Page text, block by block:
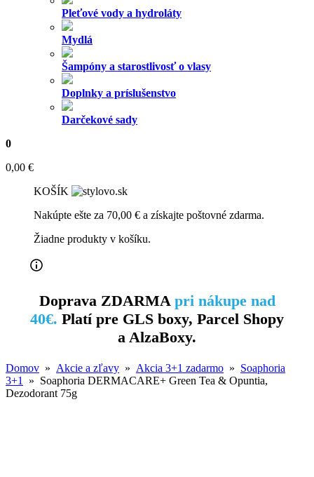
Pleťové vody a hydroláty
Mydlá
Šampóny a starostlivosť o vlasy
Doplnky a príslušenstvo
Darčekové sady
0
0,00 €
KOŠÍK
Nakúpte ešte za 70,00 € a získajte poštovné zdarma.
Žiadne produkty v košíku.
Doprava ZDARMA pri nákupe nad
40€. Platí pre GLS boxy, Parcel Shopy
a AlzaBoxy.
Domov » Akcie a zľavy » Akcia 3+1 zadarmo » Soaphoria
3+1 » Soaphoria DERMACARE+ Green Tea & Opuntia,
Dezodorant 75g